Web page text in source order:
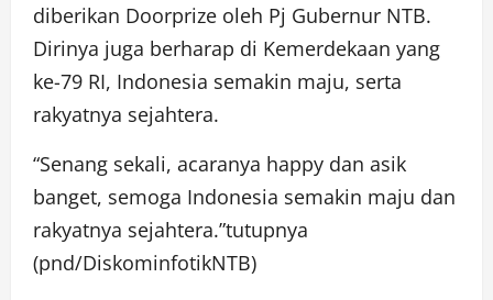
diberikan Doorprize oleh Pj Gubernur NTB.
Dirinya juga berharap di Kemerdekaan yang
ke-79 RI, Indonesia semakin maju, serta
rakyatnya sejahtera.
“Senang sekali, acaranya happy dan asik
banget, semoga Indonesia semakin maju dan
rakyatnya sejahtera.”tutupnya
(pnd/DiskominfotikNTB)